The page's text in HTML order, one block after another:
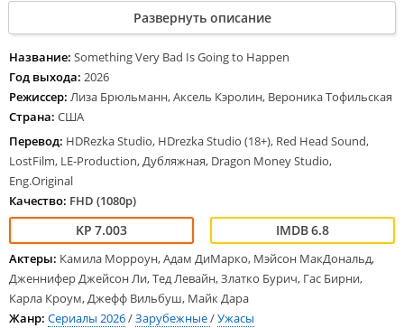
дорогам, наслаждаясь природой, но по неясной причине барышню
преследуют тревожные ощущения, а в туалете расположенном на
бензозаправке красавица натыкается на разложившийся труп
лисицы. Кроме того несколько раз героиня обращает внимание на
мрачного мужчину в черном, сулящего беды. Домик на опушке
оказывается модернистским особняком, родня производит
странное впечатление, свадебное платье кто-то похищает и это
лишь начало.
Развернуть описание
Название: Something Very Bad Is Going to Happen
Год выхода: 2026
Режиссер: Лиза Брюльманн, Аксель Кэролин, Вероника Тофильская
Страна: США
Перевод: HDRezka Studio, HDrezka Studio (18+), Red Head Sound,
LostFilm, LE-Production, Дубляжная, Dragon Money Studio,
Eng.Original
Качество: FHD (1080p)
7.003 6.8
Актеры: Камила Морроун, Адам ДиМарко, Мэйсон МакДональд,
Дженнифер Джейсон Ли, Тед Левайн, Златко Бурич, Гас Бирни,
Карла Кроум, Джефф Вильбуш, Майк Дара
Жанр: Сериалы 2026/Зарубежные/Ужасы